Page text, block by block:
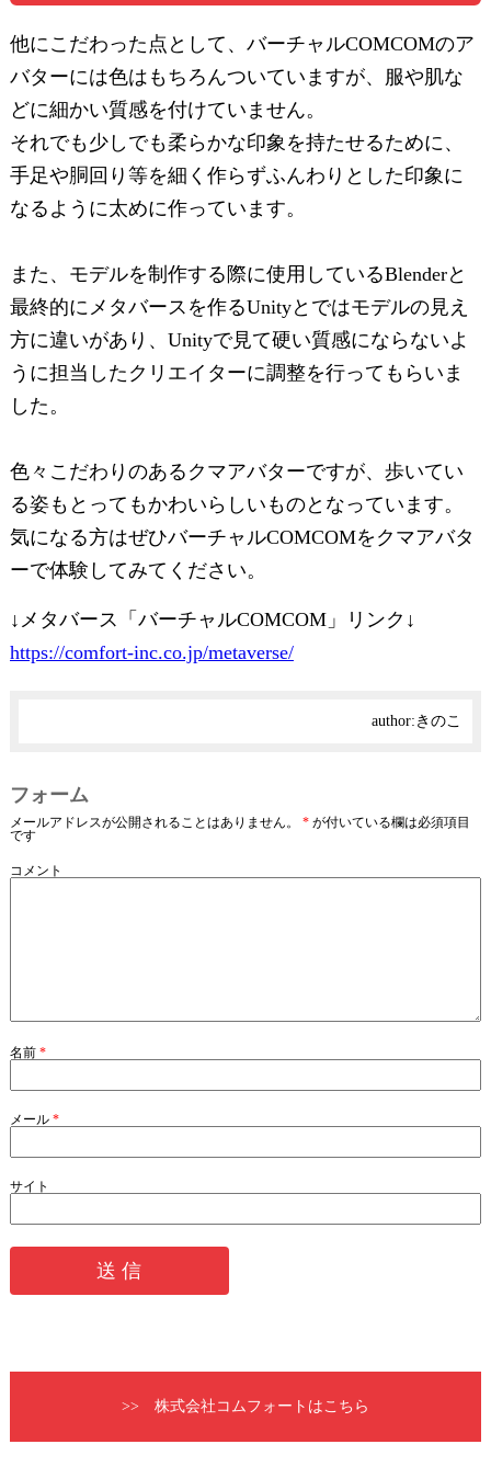
他にこだわった点として、バーチャルCOMCOMのア
バターには色はもちろんついていますが、服や肌な
どに細かい質感を付けていません。
それでも少しでも柔らかな印象を持たせるために、
手足や胴回り等を細く作らずふんわりとした印象に
なるように太めに作っています。
また、モデルを制作する際に使用しているBlenderと
最終的にメタバースを作るUnityとではモデルの見え
方に違いがあり、Unityで見て硬い質感にならないよ
うに担当したクリエイターに調整を行ってもらいま
した。
色々こだわりのあるクマアバターですが、歩いてい
る姿もとってもかわいらしいものとなっています。
気になる方はぜひバーチャルCOMCOMをクマアバタ
ーで体験してみてください。
↓メタバース「バーチャルCOMCOM」リンク↓
https://comfort-inc.co.jp/metaverse/
author: きのこ
フォーム
メールアドレスが公開されることはありません。 *が付いている欄は必須項目
です
コメント
名前 *
メール *
サイト
>> 株式会社コムフォートはこちら